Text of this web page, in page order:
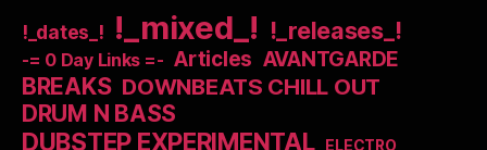
!_dates_! !_mixed_! !_releases_!
-= 0 Day Links =- Articles AVANTGARDE
BREAKS DOWNBEATS CHILL OUT
DRUM N BASS
DUBSTEP EXPERIMENTAL ELECTRO